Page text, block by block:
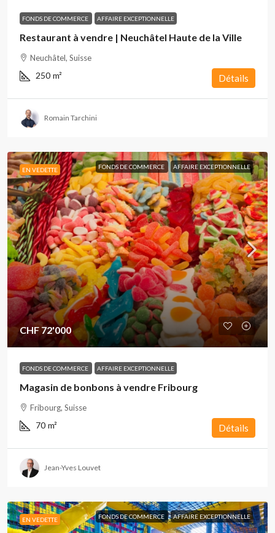
FONDS DE COMMERCE AFFAIRE EXCEPTIONNELLE
Restaurant à vendre | Neuchâtel Haute de la Ville
Neuchâtel, Suisse
250 m² Détails
Romain Tarchini
EN VEDETTE FONDS DE COMMERCE AFFAIRE EXCEPTIONNELLE
CHF 72'000
FONDS DE COMMERCE AFFAIRE EXCEPTIONNELLE
Magasin de bonbons à vendre Fribourg
Fribourg, Suisse
70 m² Détails
Jean-Yves Louvet
EN VEDETTE FONDS DE COMMERCE AFFAIRE EXCEPTIONNELLE